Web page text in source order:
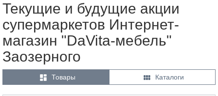
Текущие и будущие акции
супермаркетов Интернет-
магазин "DaVita-мебель"
Заозерного
 Товары  Каталоги